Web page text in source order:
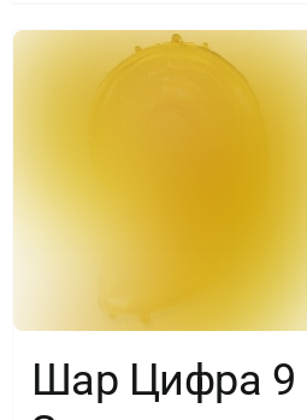
Шар Цифра 9